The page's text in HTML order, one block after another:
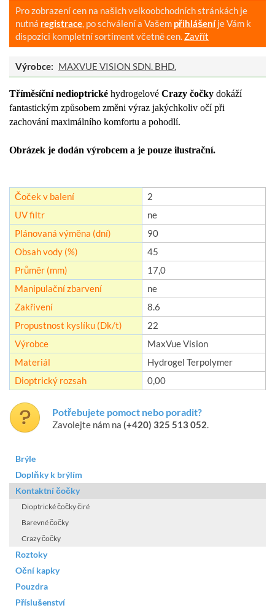
Pro zobrazení cen na našich velkoobchodních stránkách je
nutná registrace, po schválení a Vašem přihlášeníje Vám k
dispozici kompletní sortiment včetně cen. Zavřít
Výrobce: MAXVUE VISION SDN. BHD.
Tříměsíční nedioptrické hydrogelové Crazy čočky dokáží
fantastickým způsobem změni výraz jakýchkoliv očí při
zachování maximálního komfortu a pohodlí.
Obrázek je dodán výrobcem a je pouze ilustrační.
Čoček v balení
2
UV filtr
ne
Plánovaná výměna (dní)
90
Obsah vody (%)
45
Průměr (mm)
17,0
Manipulační zbarvení
ne
Zakřivení
8.6
Propustnost kyslíku (Dk/t)
22
Výrobce
MaxVue Vision
Materiál
Hydrogel Terpolymer
Dioptrický rozsah
0,00
Potřebujete pomoct nebo poradit?
Zavolejte nám na (+420) 325 513 052.
Brýle
Doplňky k brýlím
Kontaktní čočky
Dioptrické čočky čiré
Barevné čočky
Crazy čočky
Roztoky
Oční kapky
Pouzdra
Příslušenství